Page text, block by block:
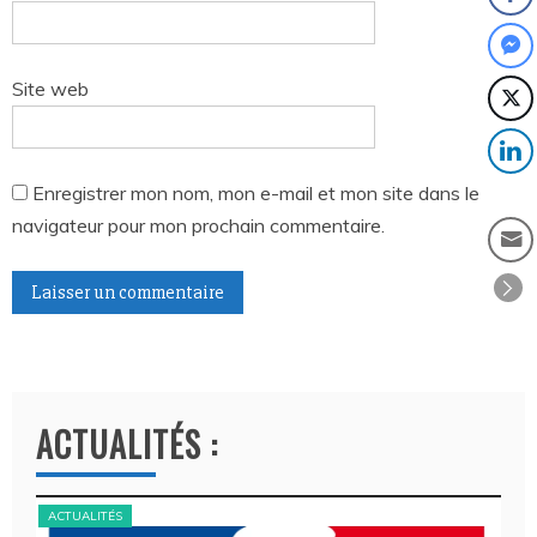
Site web
Enregistrer mon nom, mon e-mail et mon site dans le
navigateur pour mon prochain commentaire.
ACTUALITÉS :
ACTUALITÉS